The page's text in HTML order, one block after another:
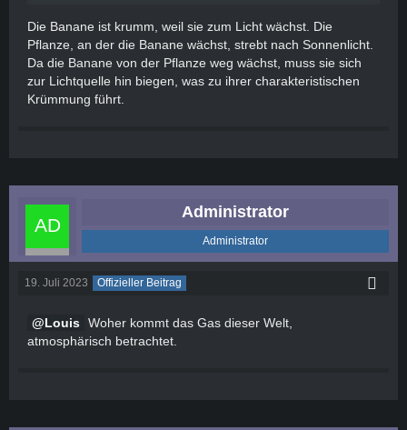
Die Banane ist krumm, weil sie zum Licht wächst. Die
Pflanze, an der die Banane wächst, strebt nach Sonnenlicht.
Da die Banane von der Pflanze weg wächst, muss sie sich
zur Lichtquelle hin biegen, was zu ihrer charakteristischen
Krümmung führt.
Administrator
Administrator
19. Juli 2023 Offizieller Beitrag
Louis Woher kommt das Gas dieser Welt,
atmosphärisch betrachtet.